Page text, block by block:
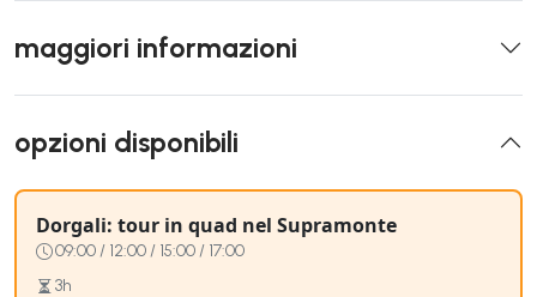
maggiori informazioni
opzioni disponibili
Dorgali: tour in quad nel Supramonte
09:00 / 12:00 / 15:00 / 17:00
3h